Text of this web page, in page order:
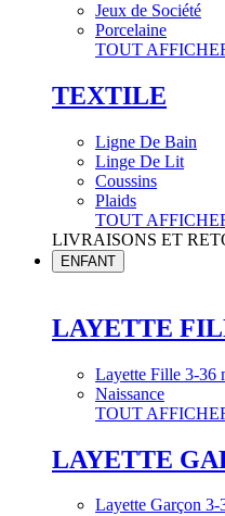
Jeux de Société
Porcelaine
TOUT
TEXTILE
Ligne De Bain
Linge De Lit
Coussins
Plaids
TOUT
LIVRAISONS ET
ENFANT
LAYETTE
Layette Fille 3-36
Naissance
TOUT
LAYETTE
Layette Garçon 3-